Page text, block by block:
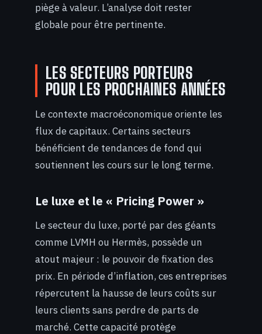
piège à valeur. L’analyse doit rester
globale pour être pertinente.
LES SECTEURS PORTEURS
POUR LES PROCHAINES ANNÉES
Le contexte macroéconomique oriente les
flux de capitaux. Certains secteurs
bénéficient de tendances de fond qui
soutiennent les cours sur le long terme.
Le luxe et le « Pricing Power »
Le secteur du luxe, porté par des géants
comme LVMH ou Hermès, possède un
atout majeur : le pouvoir de fixation des
prix. En période d’inflation, ces entreprises
répercutent la hausse de leurs coûts sur
leurs clients sans perdre de parts de
marché. Cette capacité protège